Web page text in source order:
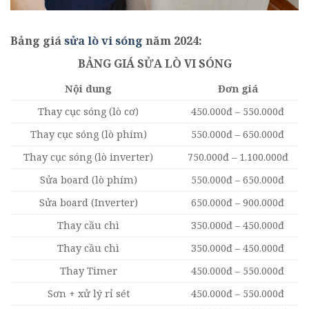
Bảng giásửa lò vi sóng năm 2024:
BẢNG GIÁ SỬA LÒ VI SÓNG
Nội dung
Đơn giá
Thay cục sóng (lò cơ)
450.000đ – 550.000đ
Thay cục sóng (lò phím)
550.000đ – 650.000đ
Thay cục sóng (lò inverter)
750.000đ – 1.100.000đ
Sửa board (lò phím)
550.000đ – 650.000đ
Sửa board (Inverter)
650.000đ – 900.000đ
Thay cầu chì
350.000đ – 450.000đ
Thay cầu chì
350.000đ – 450.000đ
Thay Timer
450.000đ – 550.000đ
Sơn + xử lý rỉ sét
450.000đ – 550.000đ